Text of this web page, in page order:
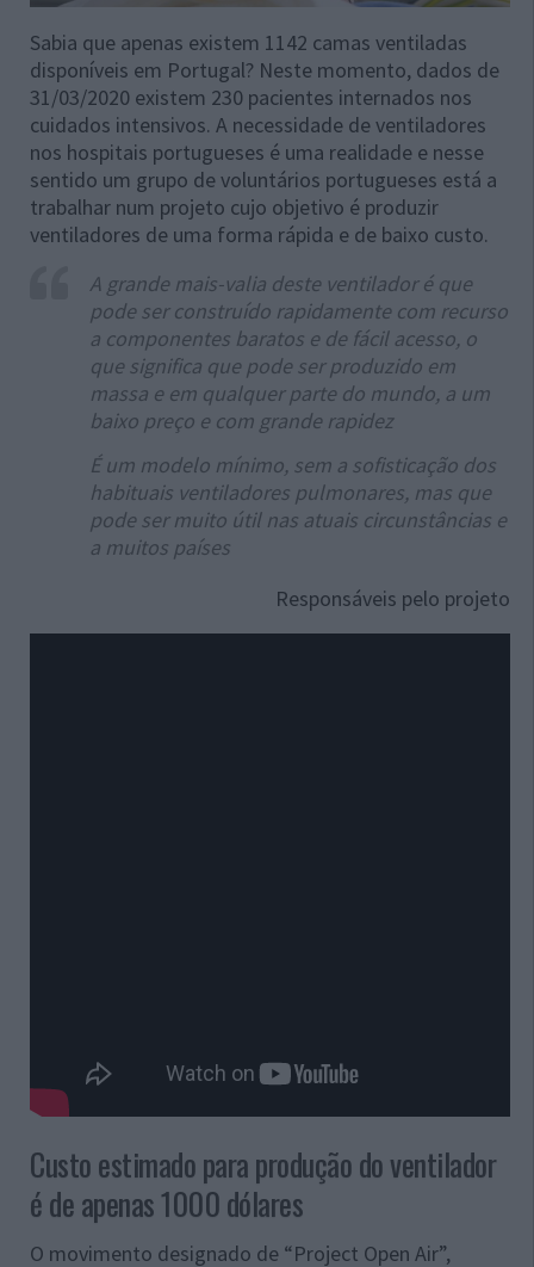
Sabia que apenas existem 1142 camas ventiladas
disponíveis em Portugal? Neste momento, dados de
31/03/2020 existem 230 pacientes internados nos
cuidados intensivos. A necessidade de ventiladores
nos hospitais portugueses é uma realidade e nesse
sentido um grupo de voluntários portugueses está a
trabalhar num projeto cujo objetivo é produzir
ventiladores de uma forma rápida e de baixo custo.
A grande mais-valia deste ventilador é que
pode ser construído rapidamente com recurso
a componentes baratos e de fácil acesso, o
que significa que pode ser produzido em
massa e em qualquer parte do mundo, a um
baixo preço e com grande rapidez
É um modelo mínimo, sem a sofisticação dos
habituais ventiladores pulmonares, mas que
pode ser muito útil nas atuais circunstâncias e
a muitos países
Responsáveis pelo projeto
Custo estimado para produção do ventilador
é de apenas 1000 dólares
O movimento designado de “Project Open Air”,